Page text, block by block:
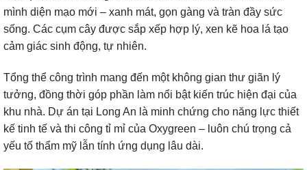
mình diện mạo mới – xanh mát, gọn gàng và tràn đầy sức
sống. Các cụm cây được sắp xếp hợp lý, xen kẽ hoa lá tạo
cảm giác sinh động, tự nhiên.
Tổng thể công trình mang đến một không gian thư giãn lý
tưởng, đồng thời góp phần làm nổi bật kiến trúc hiện đại của
khu nhà. Dự án tại Long An là minh chứng cho năng lực thiết
kế tinh tế và thi công tỉ mỉ của Oxygreen – luôn chú trọng cả
yếu tố thẩm mỹ lẫn tính ứng dụng lâu dài.